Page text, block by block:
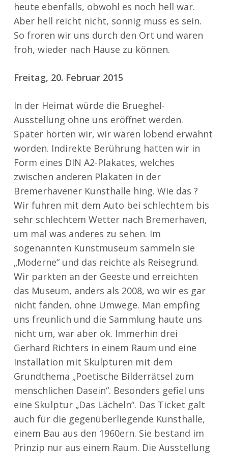
heute ebenfalls, obwohl es noch hell war.
Aber hell reicht nicht, sonnig muss es sein.
So froren wir uns durch den Ort und waren
froh, wieder nach Hause zu können.
Freitag, 20. Februar 2015
In der Heimat würde die Brueghel-
Ausstellung ohne uns eröffnet werden.
Später hörten wir, wir wären lobend erwähnt
worden. Indirekte Berührung hatten wir in
Form eines DIN A2-Plakates, welches
zwischen anderen Plakaten in der
Bremerhavener Kunsthalle hing. Wie das ?
Wir fuhren mit dem Auto bei schlechtem bis
sehr schlechtem Wetter nach Bremerhaven,
um mal was anderes zu sehen. Im
sogenannten Kunstmuseum sammeln sie
„Moderne“ und das reichte als Reisegrund.
Wir parkten an der Geeste und erreichten
das Museum, anders als 2008, wo wir es gar
nicht fanden, ohne Umwege. Man empfing
uns freunlich und die Sammlung haute uns
nicht um, war aber ok. Immerhin drei
Gerhard Richters in einem Raum und eine
Installation mit Skulpturen mit dem
Grundthema „Poetische Bilderrätsel zum
menschlichen Dasein“. Besonders gefiel uns
eine Skulptur „Das Lächeln“. Das Ticket galt
auch für die gegenüberliegende Kunsthalle,
einem Bau aus den 1960ern. Sie bestand im
Prinzip nur aus einem Raum. Die Ausstellung